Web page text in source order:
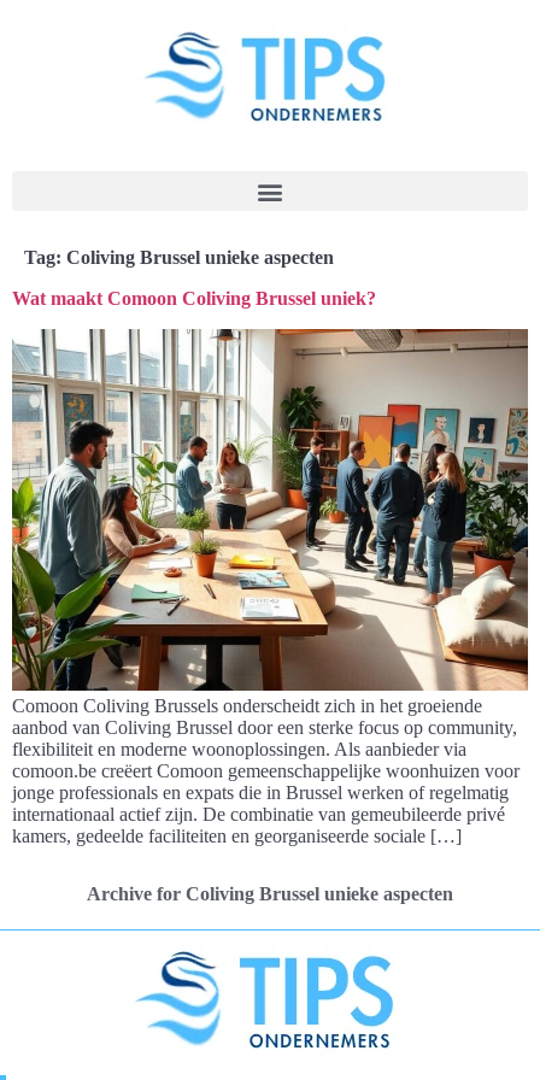
Tag: Coliving Brussel unieke aspecten
Wat maakt Comoon Coliving Brussel uniek?
Comoon Coliving Brussels onderscheidt zich in het groeiende
aanbod van Coliving Brussel door een sterke focus op community,
flexibiliteit en moderne woonoplossingen. Als aanbieder via
comoon.be creëert Comoon gemeenschappelijke woonhuizen voor
jonge professionals en expats die in Brussel werken of regelmatig
internationaal actief zijn. De combinatie van gemeubileerde privé
kamers, gedeelde faciliteiten en georganiseerde sociale […]
Archive for Coliving Brussel unieke aspecten